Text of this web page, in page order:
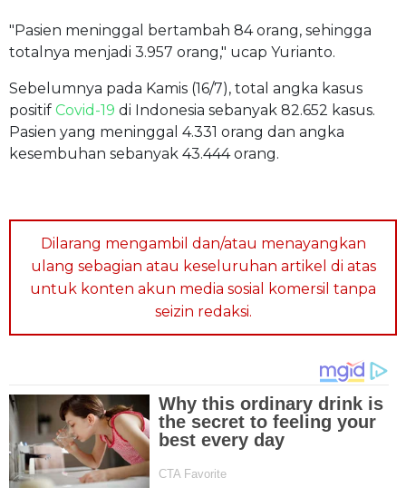
"Pasien meninggal bertambah 84 orang, sehingga
totalnya menjadi 3.957 orang," ucap Yurianto.
Sebelumnya pada Kamis (16/7), total angka kasus
positif Covid-19 di Indonesia sebanyak 82.652 kasus.
Pasien yang meninggal 4.331 orang dan angka
kesembuhan sebanyak 43.444 orang.
Dilarang mengambil dan/atau menayangkan
ulang sebagian atau keseluruhan artikel di atas
untuk konten akun media sosial komersil tanpa
seizin redaksi.